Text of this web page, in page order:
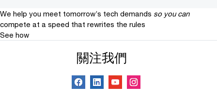
We help you meet tomorrow’s tech demands so you can
compete at a speed that rewrites the rules
See how
關注我們